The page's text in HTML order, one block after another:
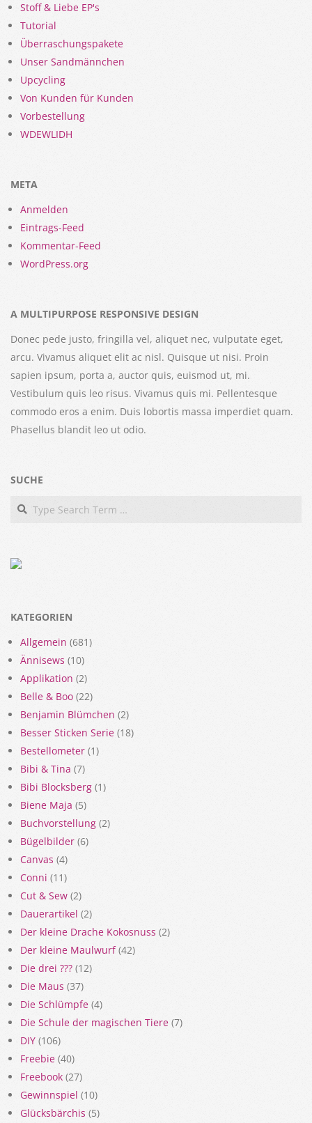
Stoff & Liebe EP's
Tutorial
Überraschungspakete
Unser Sandmännchen
Upcycling
Von Kunden für Kunden
Vorbestellung
WDEWLIDH
META
Anmelden
Eintrags-Feed
Kommentar-Feed
WordPress.org
A MULTIPURPOSE RESPONSIVE DESIGN
Donec pede justo, fringilla vel, aliquet nec, vulputate eget,
arcu. Vivamus aliquet elit ac nisl. Quisque ut nisi. Proin
sapien ipsum, porta a, auctor quis, euismod ut, mi.
Vestibulum quis leo risus. Vivamus quis mi. Pellentesque
commodo eros a enim. Duis lobortis massa imperdiet quam.
Phasellus blandit leo ut odio.
SUCHE
Search
KATEGORIEN
Allgemein (681)
Ännisews (10)
Applikation (2)
Belle & Boo (22)
Benjamin Blümchen (2)
Besser Sticken Serie (18)
Bestellometer (1)
Bibi & Tina (7)
Bibi Blocksberg (1)
Biene Maja (5)
Buchvorstellung (2)
Bügelbilder (6)
Canvas (4)
Conni (11)
Cut & Sew (2)
Dauerartikel (2)
Der kleine Drache Kokosnuss (2)
Der kleine Maulwurf(42)
Die drei ??? (12)
Die Maus (37)
Die Schlümpfe (4)
Die Schule der magischen Tiere (7)
DIY (106)
Freebie (40)
Freebook (27)
Gewinnspiel (10)
Glücksbärchis (5)